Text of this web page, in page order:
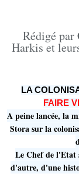
Rédigé
Harkis et
LA
FAIRE
A peine lancée, la
Stora sur la
Le Chef de l'Etat
d'autre, d'une